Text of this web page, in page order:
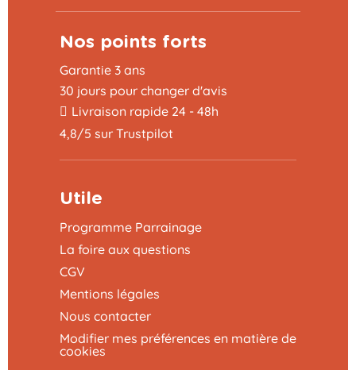
Nos points forts
Garantie 3 ans
30 jours pour changer d'avis
Livraison rapide 24 - 48h
4,8/5 sur Trustpilot
Utile
Programme Parrainage
La foire aux questions
CGV
Mentions légales
Nous contacter
Modifier mes préférences en matière de
cookies